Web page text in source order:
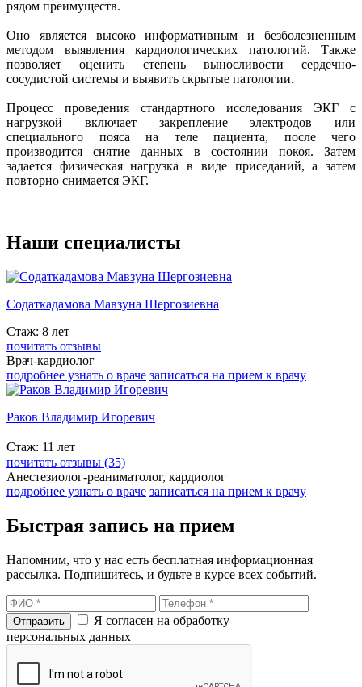
рядом преимуществ.
Оно является высоко информативным и безболезненным
методом выявления кардиологических патологий. Также
позволяет оценить степень выносливости сердечно-
сосудистой системы и выявить скрытые патологии.
Процесс проведения стандартного исследования ЭКГ с
нагрузкой включает закрепление электродов или
специального пояса на теле пациента, после чего
производится снятие данных в состоянии покоя. Затем
задается физическая нагрузка в виде приседаний, а затем
повторно снимается ЭКГ.
Наши специалисты
Содаткадамова Мавзуна Шергозиевна
Стаж: 8 лет
почитать отзывы
Врач-кардиолог
подробнее узнать о враче записаться на прием к врачу
Раков Владимир Игоревич
Стаж: 11 лет
почитать отзывы (35)
Анестезиолог-реаниматолог, кардиолог
подробнее узнать о враче записаться на прием к врачу
Быстрая запись на прием
Напомним, что у нас есть бесплатная информационная
рассылка. Подпишитесь, и будьте в курсе всех событий.
Я согласен на обработку
персональных данных